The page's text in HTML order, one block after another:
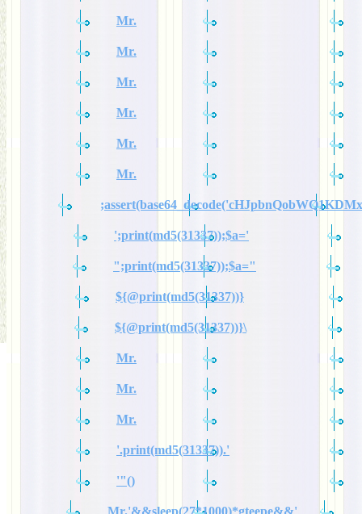
Mr.
Mr.
Mr.
Mr.
Mr.
Mr.
';print(md5(31337));$a='
";print(md5(31337));$a="
${@print(md5(31337))}
${@print(md5(31337))}\
Mr.
Mr.
Mr.
'.print(md5(31337)).'
'"()
Mr.'&&sleep(27*1000)*gteepe&&'